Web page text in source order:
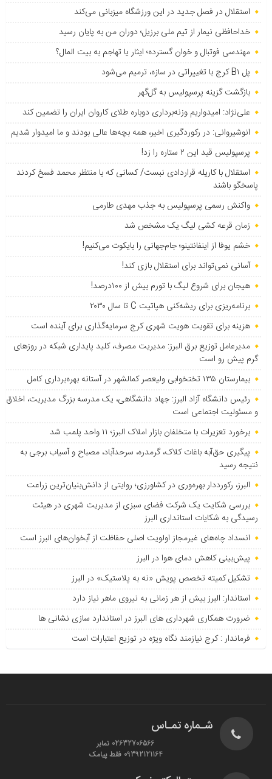
استقلال در فصل جدید در این ورزشگاه میزبانی می‌کند
خداحافظی نیمار از تیم ملی برزیل؛ دوران من به پایان رسید
مهندسی فوتبال و خوان گسترده؛ ایثار یا تهاجم به بیت المال؟
پل B۱ کرج با تغییراتی در سازه، ترمیم می‌شود
بازگشت گزینه پرسپولیس به ‌گل‌گهر
علی‌نژاد: امیدواریم وزنه‌برداری دوباره طلای کاروان ایران را تضمین کند
انوشیروانی: در رکوردگیری اخیر، همه بچه‌ها عالی بودند و ما امیدوار شدیم
پرسپولیس قید این ۲ ستاره را زد!
استقلال با کاریله قراردادی نبست/ کسانی که با منتظر محمد فسخ کردند
پاسخگو باشند
واکنش رسمی پرسپولیس به جذب مهدی طارمی
زمان قرعه کشی لیگ یک مشخص شد
خشم یوفا از اینفانتینو؛ جام‌جهانی را بایکوت می‌کنیم!
آسانی نمی‌تواند برای استقلال بازی کند!
هیجان برای شروع لیگ با تورم بیش از ۱۰۰درصد!
برنامه‌ریزی برای ریشه‌کنی هپاتیت C تا سال ۲۰۳۰
هزینه برای تقویت هویت شهری کرج سرمایه‌گذاری برای آینده است
مدیرعامل توزیع برق البرز: مدیریت مصرف، کلید پایداری شبکه در روزهای
گرم پیش رو است
بیمارستان ۱۳۵ تختخوابی ولیعصر کمالشهر در آستانه بهره‌برداری کامل
رئیس دانشگاه آزاد البرز: جهاد دانشگاهی، یک مدرسه بزرگ مدیریت، اخلاق
و مسئولیت اجتماعی است
برخورد تعزیرات با متخلفان بازار املاک البرز؛ ۱۱ واحد پلمب شد
پیگیری حق‌آبه باغات کلاک، گرمدره، سرحدآباد، مصباح و آسیاب برجی به
نتیجه رسید
البرز، رکورددار بهره‌وری در کشاورزی؛ روایتی از دانش‌بنیان‌ترین زراعت
بررسی شکایت یک شرکت فضای سبزی از مدیریت شهری در هیئت
رسیدگی به شکایات استانداری البرز
انسداد چاه‌های غیرمجاز اولویت اصلی حفاظت از آبخوان‌های البرز است
پیش‌بینی کاهش دمای هوا در البرز
تشکیل کمیته تخصص پویش «نه به پلاستیک» در البرز
استاندار: البرز بیش از هر زمانی به نیروی ماهر نیاز دارد
ضرورت همکاری شهرداری های البرز در استاندارد سازی نشانی ها
فرماندار : کرج نیازمند نگاه ویژه در توزیع اعتبارات است
شـماره تمـاس
02632706566 نمابر
09392121164 فقط پیامک